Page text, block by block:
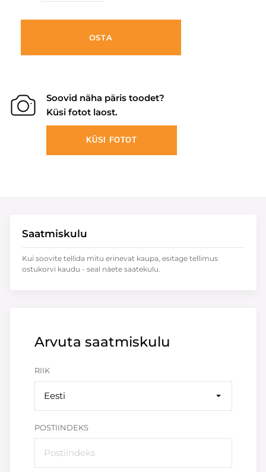
OSTA
Soovid näha päris toodet?
Küsi fotot laost.
KÜSI FOTOT
Arvuta saatmiskulu
RIIK
Eesti
POSTIINDEKS
Saatmiskulu
Kui soovite tellida mitu erinevat kaupa, esitage tellimus
ostukorvi kaudu - seal näete saatekulu.